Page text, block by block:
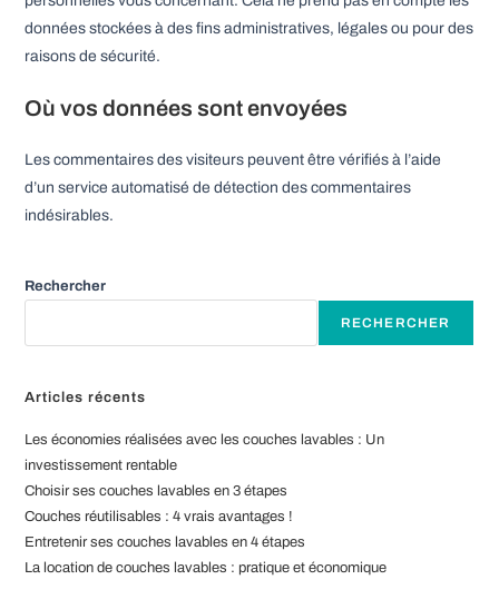
données stockées à des fins administratives, légales ou pour des
raisons de sécurité.
Où vos données sont envoyées
Les commentaires des visiteurs peuvent être vérifiés à l’aide
d’un service automatisé de détection des commentaires
indésirables.
Rechercher
RECHERCHER
Articles récents
Les économies réalisées avec les couches lavables : Un
investissement rentable
Choisir ses couches lavables en 3 étapes
Couches réutilisables : 4 vrais avantages !
Entretenir ses couches lavables en 4 étapes
La location de couches lavables : pratique et économique